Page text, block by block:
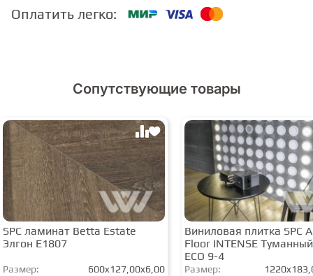
МАССИВНАЯ ДОСКА
СТУПЕНИ
ФАНЕРА
МИНЕРАЛЬНО-КАМЕННЫЙ
Оплатить легко:
Сопутствующие товары
SPC ламинат Betta Estate
Элгон E1807
Размер:
600x127,00x6,00
Виниловая плитка SPC
Floor INTENSE
ECO 9-4
Размер: